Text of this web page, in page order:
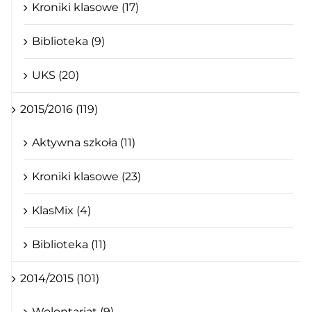
Kroniki klasowe (17)
Biblioteka (9)
UKS (20)
2015/2016 (119)
Aktywna szkoła (11)
Kroniki klasowe (23)
KlasMix (4)
Biblioteka (11)
2014/2015 (101)